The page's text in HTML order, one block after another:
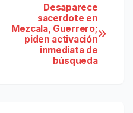
Desaparece
sacerdote en
Mezcala, Guerrero;
piden activación
inmediata de
búsqueda